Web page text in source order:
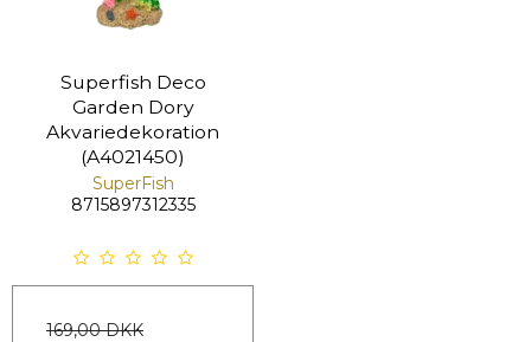
Superfish Deco
Garden Dory
Akvariedekoration
(A4021450)
SuperFish
8715897312335
169,00 DKK